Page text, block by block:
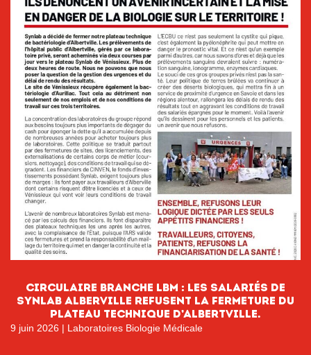
CIRCULAIRE BRANCHE LBM : LES SALARIÉS DE
SYNLAB ALBERVILLE REFUSENT LA FERMETURE DU
PLATEAU TECHNIQUE D’ALBERTVILLE.
9 juin 2026 | Laboratoires Biologie Médicale